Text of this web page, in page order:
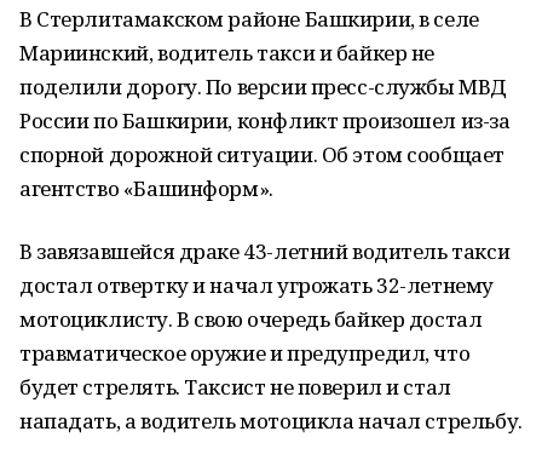
В Стерлитамакском районе Башкирии, в селе
Мариинский, водитель такси и байкер не
поделили дорогу. По версии пресс-службы МВД
России по Башкирии, конфликт произошел из-за
спорной дорожной ситуации. Об этом сообщает
агентство «Башинформ».
В завязавшейся драке 43-летний водитель такси
достал отвертку и начал угрожать 32-летнему
мотоциклисту. В свою очередь байкер достал
травматическое оружие и предупредил, что
будет стрелять. Таксист не поверил и стал
нападать, а водитель мотоцикла начал стрельбу.